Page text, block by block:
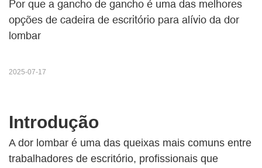
Por que a gancho de gancho é uma das melhores
opções de cadeira de escritório para alívio da dor
lombar
2025-07-17
Introdução
A dor lombar é uma das queixas mais comuns entre
trabalhadores de escritório, profissionais que